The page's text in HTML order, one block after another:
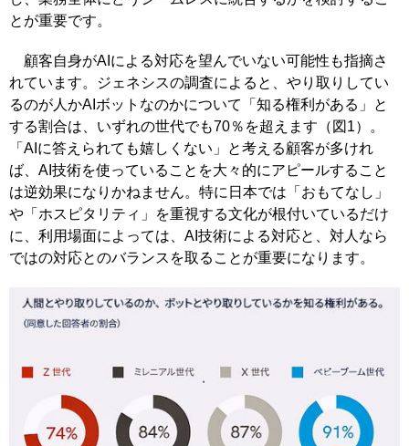
とが重要です。
顧客自身がAIによる対応を望んでいない可能性も指摘さ
れています。ジェネシスの調査によると、やり取りしてい
るのが人かAIボットなのかについて「知る権利がある」と
する割合は、いずれの世代でも70％を超えます（図1）。
「AIに答えられても嬉しくない」と考える顧客が多けれ
ば、AI技術を使っていることを大々的にアピールすること
は逆効果になりかねません。特に日本では「おもてなし」
や「ホスピタリティ」を重視する文化が根付いているだけ
に、利用場面によっては、AI技術による対応と、対人なら
ではの対応とのバランスを取ることが重要になります。